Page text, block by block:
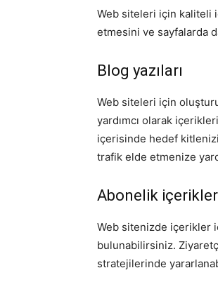
Web siteleri için kaliteli
etmesini ve sayfalarda
Blog yazıları
Web siteleri için
yardımcı olarak
içerisinde hedef
trafik elde etmenize
Abonelik
Web sitenizde içerikler
bulunabilirsiniz.
stratejilerinde